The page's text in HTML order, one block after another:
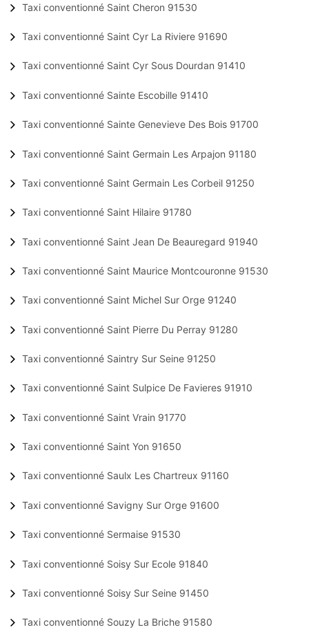
Taxi conventionné Saint Cheron 91530
Taxi conventionné Saint Cyr La Riviere 91690
Taxi conventionné Saint Cyr Sous Dourdan 91410
Taxi conventionné Sainte Escobille 91410
Taxi conventionné Sainte Genevieve Des Bois 91700
Taxi conventionné Saint Germain Les Arpajon 91180
Taxi conventionné Saint Germain Les Corbeil 91250
Taxi conventionné Saint Hilaire 91780
Taxi conventionné Saint Jean De Beauregard 91940
Taxi conventionné Saint Maurice Montcouronne 91530
Taxi conventionné Saint Michel Sur Orge 91240
Taxi conventionné Saint Pierre Du Perray 91280
Taxi conventionné Saintry Sur Seine 91250
Taxi conventionné Saint Sulpice De Favieres 91910
Taxi conventionné Saint Vrain 91770
Taxi conventionné Saint Yon 91650
Taxi conventionné Saulx Les Chartreux 91160
Taxi conventionné Savigny Sur Orge 91600
Taxi conventionné Sermaise 91530
Taxi conventionné Soisy Sur Ecole 91840
Taxi conventionné Soisy Sur Seine 91450
Taxi conventionné Souzy La Briche 91580